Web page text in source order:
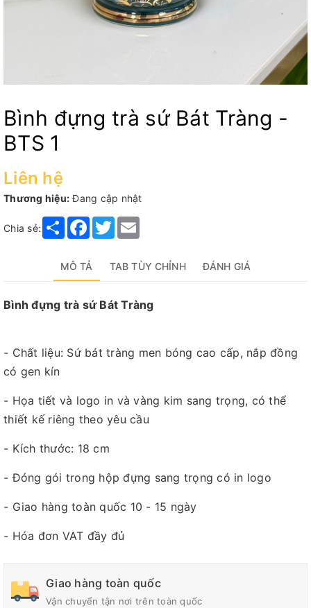
Bình đựng trà sứ Bát Tràng -
BTS 1
Liên hệ
Thương hiệu: Đang cập nhật
Chia sẻ: Share Facebook
Twitter
MÔ TẢ TAB TÙY CHỈNH ĐÁNH GIÁ
Bình đựng trà sứ Bát Tràng
- Chất liệu: Sứ bát tràng men bóng cao cấp, nắp đồng
có gen kín
- Họa tiết và logo in và vàng kim sang trọng, có thể
thiết kế riêng theo yêu cầu
- Kích thước: 18 cm
- Đóng gói trong hộp đựng sang trọng có in logo
- Giao hàng toàn quốc 10 - 15 ngày
- Hóa đơn VAT đầy đủ
Giao hàng toàn quốc
Vận chuyển tận nơi trên toàn quốc